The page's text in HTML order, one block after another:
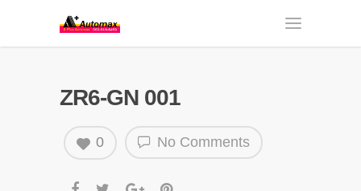
ZR6-GN 001
No Comments
0